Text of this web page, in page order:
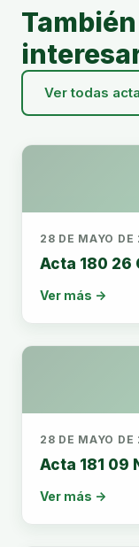
Ver todas
28 DE MAYO
Acta 180 26
Ver más →
28 DE MAYO
Acta 181 09
Ver más →